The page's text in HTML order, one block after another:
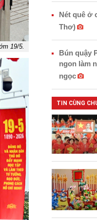
19/5.
Nét quê ở
Thơ)
Bún quậy
ngon làm
ngọc
TIN CÙNG